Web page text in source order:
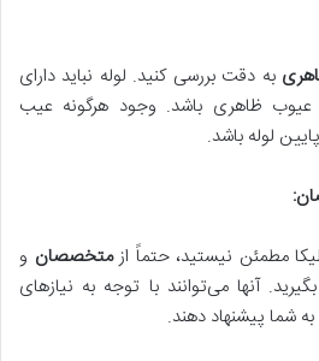
به دقت بررسی کنید. لوله نباید دارای
عیوب ظاهری باشد. وجود هرگونه عیب
لوله باشد.
مطمئن نیستید، حتماً ازمتخصصان و
بگیرید. آنها می‌توانند با توجه به نیازهای
به شما پیشنهاد دهند.